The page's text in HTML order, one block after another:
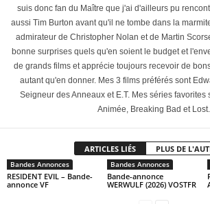
suis donc fan du Maître que j'ai d'ailleurs pu
aussi Tim Burton avant qu'il ne tombe dans la
admirateur de Christopher Nolan et de Martin
bonne surprises quels qu'en soient le budget et
de grands films et apprécie toujours recevoir de
autant qu'en donner. Mes 3 films préférés sont
Seigneur des Anneaux et E.T. Mes séries favorites
Animée, Breaking Bad et Lost.
ARTICLES LIÉS PLUS DE
Bandes Annonces
RESIDENT EVIL – Bande-
annonce VF
Bandes Annonces
Bande-annonce
WERWULF (2026) VOSTFR